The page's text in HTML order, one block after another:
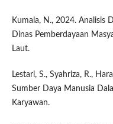
Kumala, N., 2024. Analisis
Dinas Pemberdayaan
Laut.
Lestari, S., Syahriza, R.,
Sumber Daya Manusia
Karyawan.